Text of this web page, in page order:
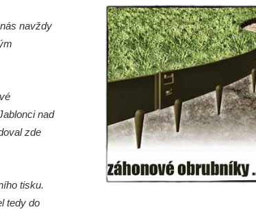
navždy
nad
zde
tisku.
tedy do